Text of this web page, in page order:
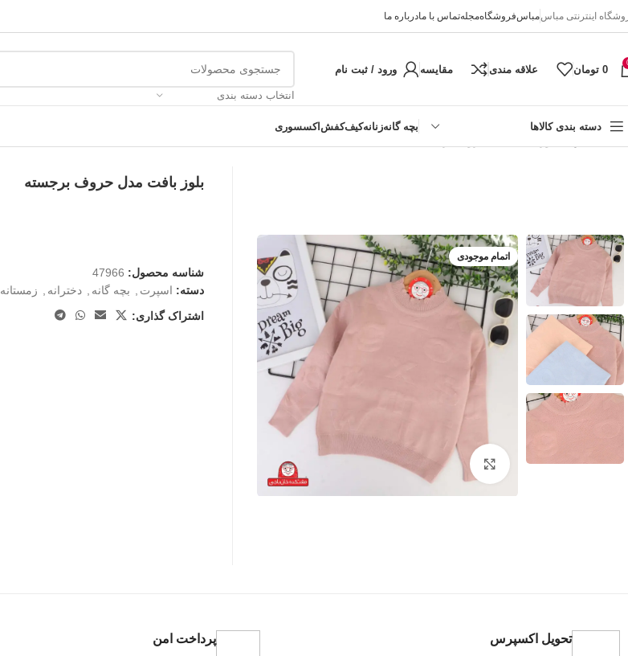
اینترنتی مباسمباسفروشگاهمجلهتماس با مادرباره ما
0 تومان علاقه مندی مقایسه ورود / ثبت نام
انتخاب دسته بندی
دسته بندی کالاها
نوزادی
بچه گانهزنانهکیفکفشاکسسوری
اتمام موجودی
بزرگنمایی تصویر
بلوز بافت مدل حروف برجسته
شناسه محصول: 47966
دسته: اسپرت بچه گانه دخترانه
زمستانه
اشتراک گذاری:
تحویل اکسپرس پرداخت امن